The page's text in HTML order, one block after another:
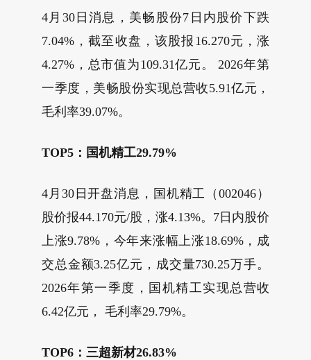
4月30日消息，美畅股份7日内股价下跌
7.04%，截至收盘，该股报16.270元，涨
4.27%，总市值为109.31亿元。 2026年第
一季度，美畅股份实现总营收5.91亿元，
毛利率39.07%。
TOP5：国机精工29.79%
4月30日开盘消息，国机精工（002046）
股价报44.170元/股，涨4.13%。7日内股价
上涨9.78%，今年来涨幅上涨18.69%，成
交总金额3.25亿元，成交量730.25万手。
2026年第一季度，国机精工实现总营收
6.42亿元， 毛利率29.79%。
TOP6：三超新材26.83%